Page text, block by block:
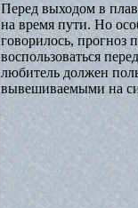
Перед выходом в
на время пути. Но
говорилось, прогноз
воспользоваться
любитель должен
вывешиваемыми на